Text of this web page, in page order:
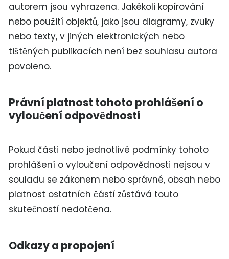
autorem jsou vyhrazena. Jakékoli kopírování
nebo použití objektů, jako jsou diagramy, zvuky
nebo texty, v jiných elektronických nebo
tištěných publikacích není bez souhlasu autora
povoleno.
Právní platnost tohoto prohlášení o
vyloučení odpovědnosti
Pokud části nebo jednotlivé podmínky tohoto
prohlášení o vyloučení odpovědnosti nejsou v
souladu se zákonem nebo správné, obsah nebo
platnost ostatních částí zůstává touto
skutečností nedotčena.
Odkazy a propojení